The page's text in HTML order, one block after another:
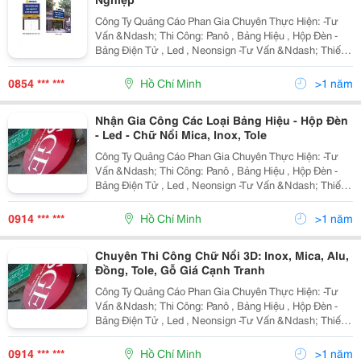
Công Ty Quảng Cáo Phan Gia Chuyên Thực Hiện: -Tư
Vấn &Ndash; Thi Công: Panô , Bảng Hiệu , Hộp Đèn -
Bảng Điện Tử , Led , Neonsign -Tư Vấn &Ndash; Thiết
Kế &Ndash; Thi Công Gian Hàng Hội Chợ , Triển Lãm -
Tư Vấn &Ndash; Thiết Kế &Ndash; Thi
0854 *** *** Hồ Chí Minh >1 năm
Nhận Gia Công Các Loại Bảng Hiệu - Hộp Đèn
- Led - Chữ Nổi Mica, Inox, Tole
Công Ty Quảng Cáo Phan Gia Chuyên Thực Hiện: -Tư
Vấn &Ndash; Thi Công: Panô , Bảng Hiệu , Hộp Đèn -
Bảng Điện Tử , Led , Neonsign -Tư Vấn &Ndash; Thiết
Kế &Ndash; Thi Công Gian Hàng Hội Chợ , Triển Lãm -
Tư Vấn &Ndash; Thiết Kế &Ndash; Thi
0914 *** *** Hồ Chí Minh >1 năm
Chuyên Thi Công Chữ Nổi 3D: Inox, Mica, Alu,
Đồng, Tole, Gỗ Giá Cạnh Tranh
Công Ty Quảng Cáo Phan Gia Chuyên Thực Hiện: -Tư
Vấn &Ndash; Thi Công: Panô , Bảng Hiệu , Hộp Đèn -
Bảng Điện Tử , Led , Neonsign -Tư Vấn &Ndash; Thiết
Kế &Ndash; Thi Công Gian Hàng Hội Chợ , Triển Lãm -
Tư Vấn &Ndash; Thiết Kế &Ndash; Thi
0914 *** *** Hồ Chí Minh >1 năm